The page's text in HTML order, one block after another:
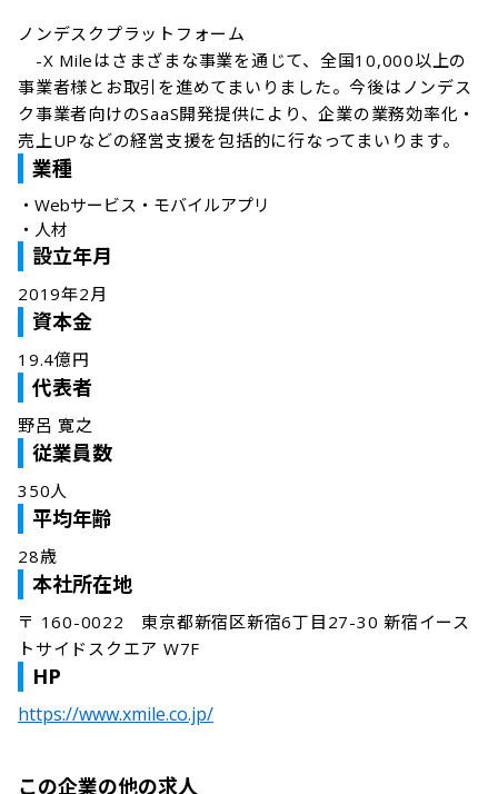
ノンデスクプラットフォーム
-X Mileはさまざまな事業を通じて、全国10,000以上の
事業者様とお取引を進めてまいりました。今後はノンデス
ク事業者向けのSaaS開発提供により、企業の業務効率化・
売上UPなどの経営支援を包括的に行なってまいります。
業種
・ Webサービス・モバイルアプリ
・ 人材
設立年月
2019年2月
資本金
19.4億円
代表者
野呂 寛之
従業員数
350人
平均年齢
28歳
本社所在地
〒 160-0022　東京都新宿区新宿6丁目27-30 新宿イース
トサイドスクエア W7F
HP
https://www.xmile.co.jp/
この企業の他の求人